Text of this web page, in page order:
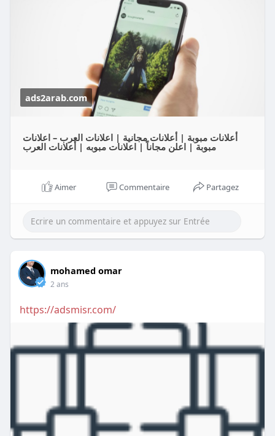
ads2arab.com
أعلانات مبوبة | أعلانات مجانية | اعلانات العرب – اعلانات
مبوبة | اعلن مجاناً | اعلانات مبوبه | أعلانات العرب
Aimer Commentaire Partagez
mohamed omar
2 ans
https://adsmisr.com/